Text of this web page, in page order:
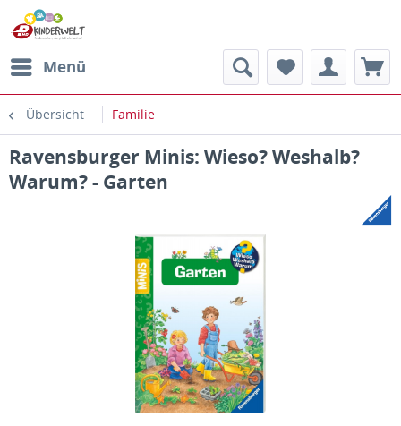
Menü
Übersicht Familie
Ravensburger Minis: Wieso? Weshalb?
Warum? - Garten